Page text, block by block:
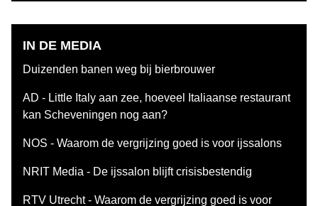
IN DE MEDIA
Duizenden banen weg bij bierbrouwer
AD - Little Italy aan zee, hoeveel Italiaanse restaurant
kan Scheveningen nog aan?
NOS - Waarom de vergrijzing goed is voor ijssalons
NRIT Media - De ijssalon blijft crisisbestendig
RTV Utrecht - Waarom de vergrijzing goed is voor